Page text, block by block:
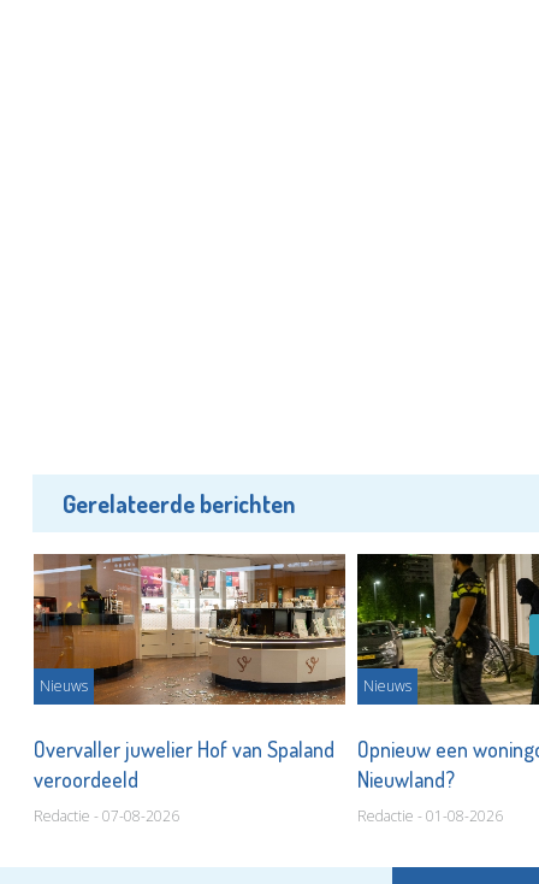
Gerelateerde berichten
Nieuws
Overvaller juwelier Hof van Spaland
veroordeeld
Redactie - 07-08-2026
Nieuws
Opnieuw een
Nieuwland?
Redactie - 01-08-2026